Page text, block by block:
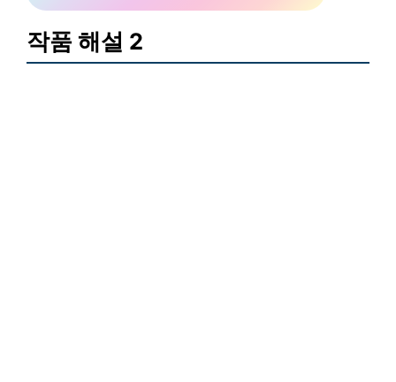
작품 해설 2